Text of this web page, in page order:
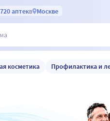
аптекв Москве
косметика Профилактика и